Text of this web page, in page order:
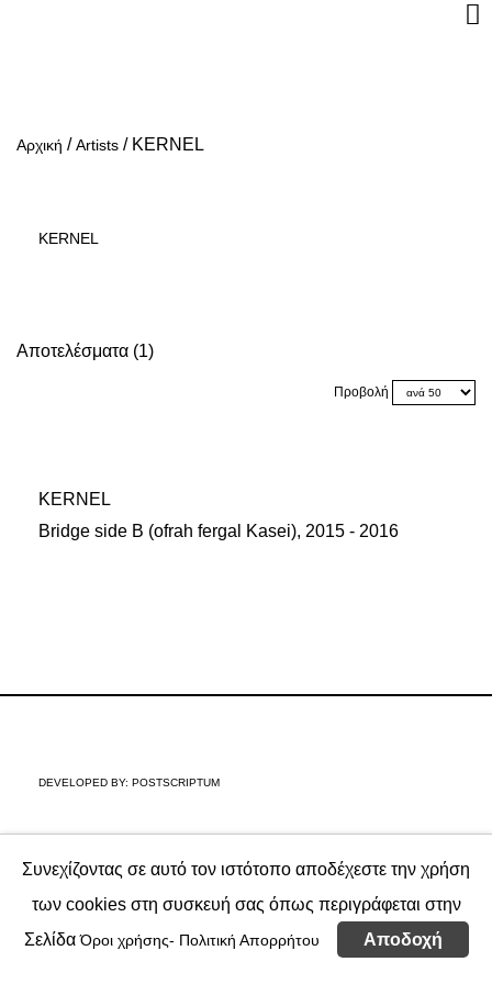
Αρχική /Artists / KERNEL
KERNEL
Αποτελέσματα (1)
Προβολή
KERNEL
Bridge side B (ofrah fergal Kasei), 2015 - 2016
DEVELOPED BY: POSTSCRIPTUM
Συνεχίζοντας σε αυτό τον ιστότοπο αποδέχεστε την χρήση
των cookies στη συσκευή σας όπως περιγράφεται στην
ΣελίδαΌροι χρήσης- Πολιτική Απορρήτου Αποδοχή